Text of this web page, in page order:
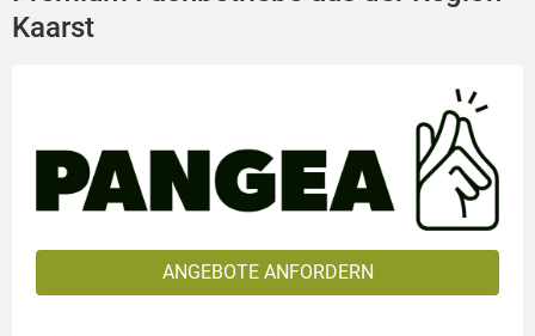
Kaarst
ANGEBOTE ANFORDERN